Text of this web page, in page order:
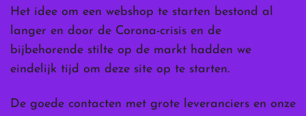
Het idee om een webshop te starten bestond al
langer en door de Corona-crisis en de
bijbehorende stilte op de markt hadden we
eindelijk tijd om deze site op te starten.
De goede contacten met grote leveranciers en onze